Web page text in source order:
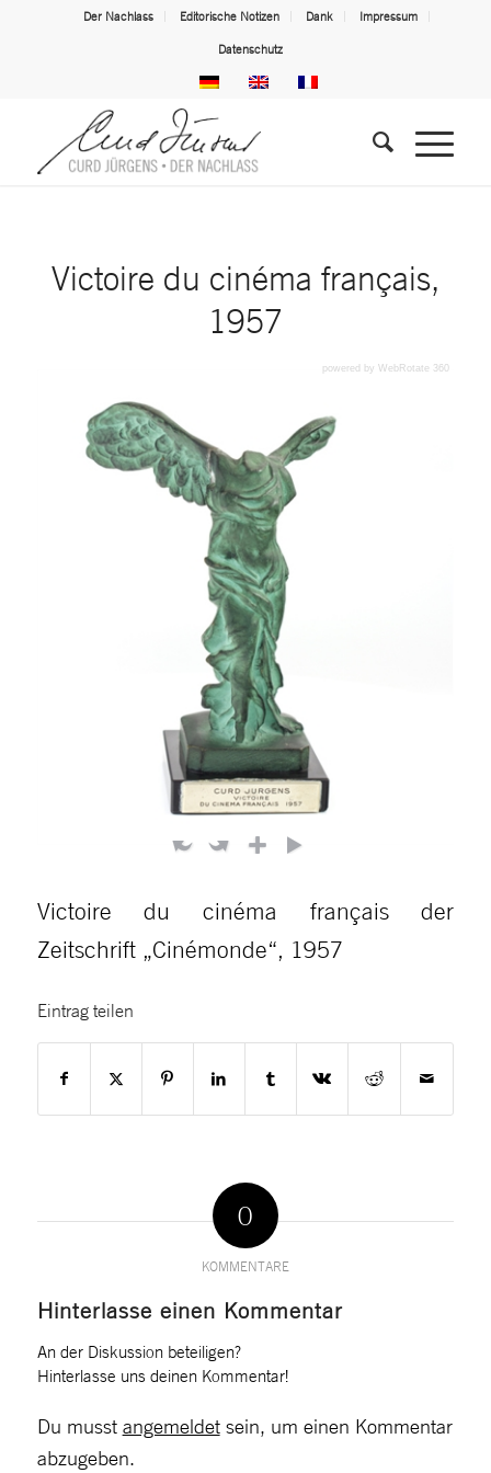
Der Nachlass Editorische Notizen Dank Impressum
Datenschutz
Victoire du cinéma français,
1957
powered by WebRotate 360
Victoire du cinéma français der
Zeitschrift „Cinémonde“, 1957
Eintrag teilen
0
KOMMENTARE
Hinterlasse einen Kommentar
An der Diskussion beteiligen?
Hinterlasse uns deinen Kommentar!
Du musst angemeldetsein, um einen Kommentar
abzugeben.